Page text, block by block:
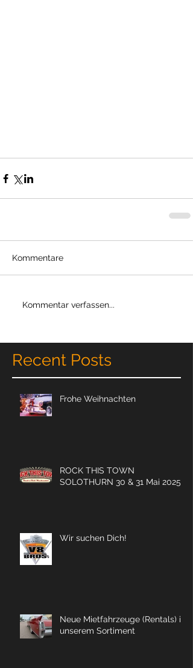
Kommentare
Kommentar verfassen...
Recent Posts
Frohe Weihnachten
ROCK THIS TOWN
SOLOTHURN 30 & 31 Mai 2025
Wir suchen Dich!
Neue Mietfahrzeuge (Rentals) in
unserem Sortiment